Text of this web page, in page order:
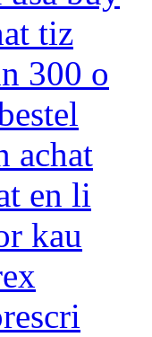
tiz
300 o
achat
en li
kau